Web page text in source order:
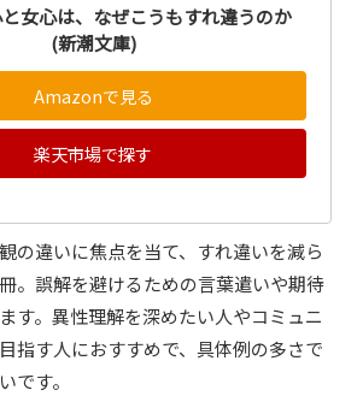
女心は、なぜこうもすれ違うのか
(新潮文庫)
Amazonで見る
楽天市場で探す
の違いに焦点を当て、すれ違いを減ら
。誤解を避けるための言葉遣いや期待
す。異性理解を深めたい人やコミュニ
指す人におすすめで、具体例の多さで
です。